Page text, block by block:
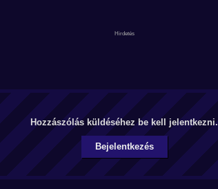
Hozzászólás küldéséhez be kell jelentkezni.
Bejelentkezés